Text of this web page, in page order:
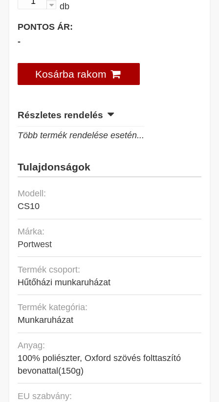
db
PONTOS ÁR:
-
Kosárba rakom
Részletes rendelés
Több termék rendelése esetén...
Tulajdonságok
Modell:
CS10
Márka:
Portwest
Termék csoport:
Hűtőházi munkaruházat
Termék kategória:
Munkaruházat
Anyag:
100% poliészter, Oxford szövés folttaszító
bevonattal(150g)
EU szabvány: